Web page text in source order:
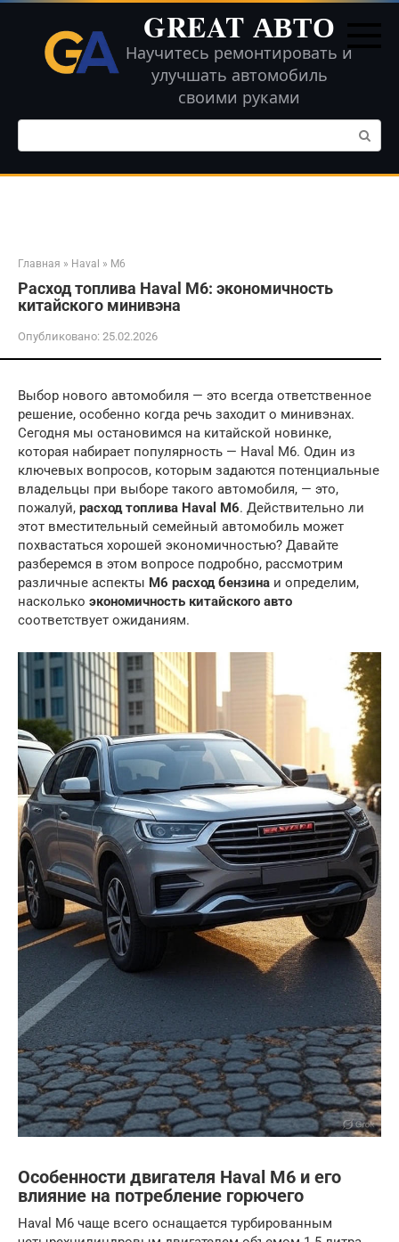
Перейти
контенту
GREAT АВТО
Научитесь ремонтировать и
улучшать автомобиль
своими руками
Поиск:
Главная » Haval » M6
Расход топлива Haval M6: экономичность
китайского минивэна
Опубликовано: 25.02.2026
Выбор нового автомобиля — это всегда ответственное
решение, особенно когда речь заходит о минивэнах.
Сегодня мы остановимся на китайской новинке,
которая набирает популярность — Haval M6. Один из
ключевых вопросов, которым задаются потенциальные
владельцы при выборе такого автомобиля, — это,
пожалуй, расход топлива Haval M6. Действительно ли
этот вместительный семейный автомобиль может
похвастаться хорошей экономичностью? Давайте
разберемся в этом вопросе подробно, рассмотрим
различные аспекты M6 расход бензина и определим,
насколько экономичность китайского авто
соответствует ожиданиям.
Особенности двигателя Haval M6 и его
влияние на потребление горючего
Haval M6 чаще всего оснащается турбированным